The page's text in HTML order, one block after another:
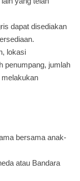
dapat disediakan
lokasi
penumpang, jumlah
melakukan
bersama anak-
atau Bandara